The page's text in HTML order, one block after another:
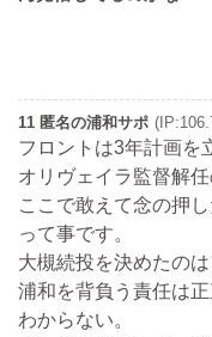
11 匿名の浦和サポ
フロントは3年計画を
オリヴェイラ監督解
ここで敢えて念の押
って事です。
大槻続投を決めたのは
浦和を背負う責任は
わからない。